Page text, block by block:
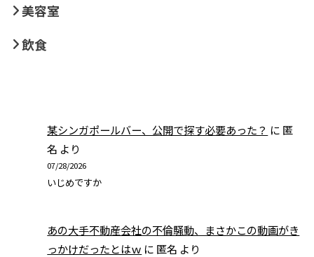
美容室
飲食
某シンガポールバー、公開で探す必要あった？ に 匿
名 より
07/28/2026
いじめですか
あの大手不動産会社の不倫騒動、まさかこの動画がき
っかけだったとはｗ に 匿名 より